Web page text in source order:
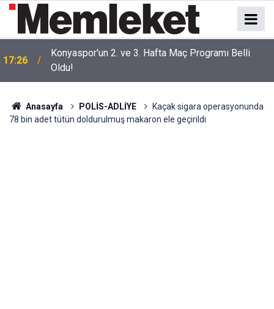
17:26
Konyaspor'un 2. ve 3. Hafta Maç Programı Belli
Oldu!
Anasayfa POLİS-ADLİYE
Kaçak sigara operasyonunda
78 bin adet tütün doldurulmuş makaron ele geçirildi